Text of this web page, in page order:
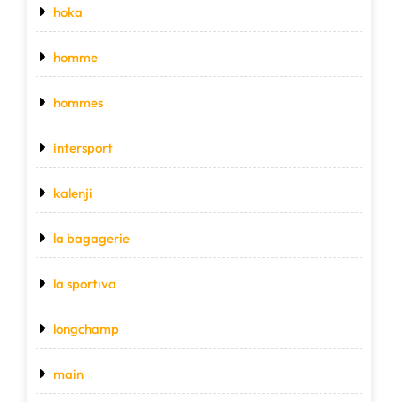
hoka
homme
hommes
intersport
kalenji
la bagagerie
la sportiva
longchamp
main